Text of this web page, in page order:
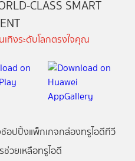
CLASS SMART
ทิงระดับโลกตรงใจคุณ
ช้อปปิ้งแพ็กเกจกล่องทรูไอดีทีวี
ช่วยเหลือทรูไอดี